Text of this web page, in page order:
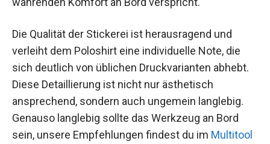
Die Qualität der Stickerei ist herausragend und
verleiht dem Poloshirt eine individuelle Note, die
sich deutlich von üblichen Druckvarianten abhebt.
Diese Detaillierung ist nicht nur ästhetisch
ansprechend, sondern auch ungemein langlebig.
Genauso langlebig sollte das Werkzeug an Bord
sein, unsere Empfehlungen findest du im Multitool